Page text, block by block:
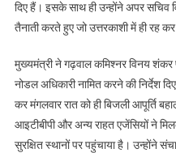
दिए हैं। इसके साथ ही उन्होंने अपर सचिव
तैनाती करते हुए जो उत्तरकाशी में ही रह
मुख्यमंत्री ने गढ़वाल कमिश्नर विनय
नोडल अधिकारी नामित करने की निर्देश
कर मंगलवार रात को ही बिजली आपूर्ति
आइटीबीपी और अन्य राहत एजेंसियों ने
सुरक्षित स्थानों पर पहुंचाया है। उन्होंने